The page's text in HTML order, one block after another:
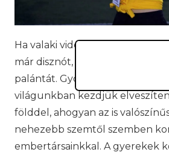
Ha valaki vidéken nő fel, nem
már disznót, vagy tudja,
palántát. Gyors és digitális
világunkban kezdjük
földdel, ahogyan az is
nehezebb szemtől szemben
embertársainkkal. A gyerekek